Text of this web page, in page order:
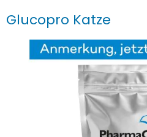
Glucopro Katze